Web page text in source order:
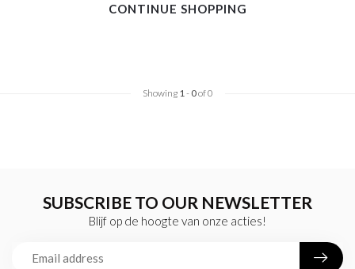
CONTINUE SHOPPING
Showing 1- 0of 0
SUBSCRIBE TO OUR NEWSLETTER
Blijf op de hoogte van onze acties!